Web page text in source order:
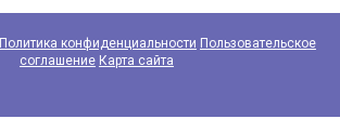
Политика конфиденциальности Пользовательское
соглашение Карта сайта